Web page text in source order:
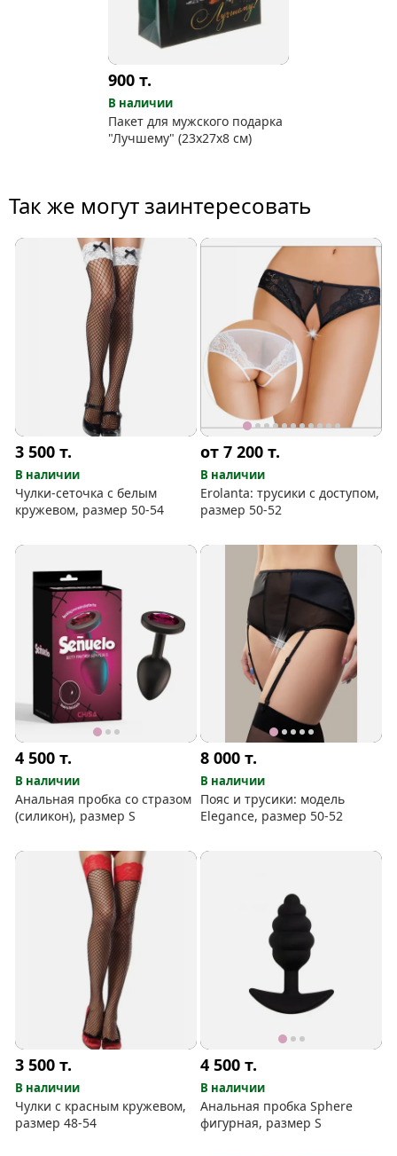
900 т.
В наличии
Пакет для мужского подарка
"Лучшему" (23х27х8 см)
Так же могут заинтересовать
3 500т.
В наличии
Чулки-сеточка с белым
кружевом, размер 50-54
от 7 200т.
В наличии
Erolanta: трусики с доступом,
размер 50-52
4 500т.
В наличии
Анальная пробка со стразом
(силикон), размер S
8 000т.
В наличии
Пояс и трусики: модель
Elegance, размер 50-52
3 500т.
В наличии
Чулки с красным кружевом,
размер 48-54
4 500т.
В наличии
Анальная пробка Sphere
фигурная, размер S